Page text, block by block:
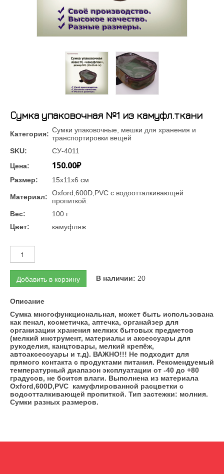
Сумка упаковочная №1 из камуфл.ткани
Категория: Сумки упаковочные, мешки для хранения и
транспортировки вещей
SKU:
СУ-4011
Цена:
150.00₽
Размер: 15х11х6 см
Материал:
Oxford,600D,PVC с водоотталкивающей
пропиткой.
Вес:
100 г
Цвет:
камуфляж
Добавить в корзину В наличии: 20
Описание
Сумка многофункциональная, может быть использована
как пенал, косметичка, аптечка, органайзер для
организации хранения мелких бытовых предметов
(мелкий инструмент, материалы и аксессуары для
рукоделия, канцтовары, мелкий крепёж,
автоаксессуары и т.д). ВАЖНО!!! Не подходит для
прямого контакта с продуктами питания. Рекомендуемый
температурный диапазон эксплуатации от -40 до +80
градусов, не боится влаги. Выполнена из материала
Oxford,600D,PVC камуфлированной расцветки с
водоотталкивающей пропиткой. Тип застежки: молния.
Сумки разных размеров.